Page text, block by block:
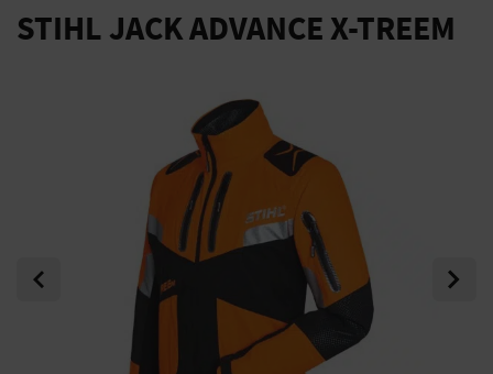
STIHL JACK ADVANCE X-TREEM
Previous Next